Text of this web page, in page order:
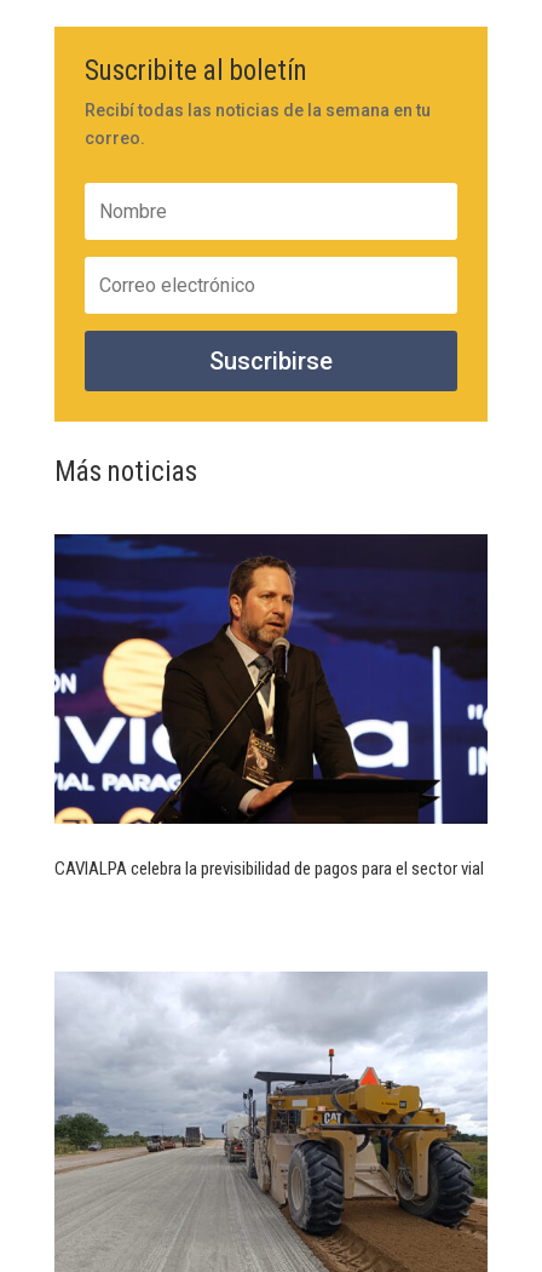
Suscribite al boletín
Recibí todas las noticias de la semana en tu
correo.
Suscribirse
Más noticias
CAVIALPA celebra la previsibilidad de pagos para el sector vial